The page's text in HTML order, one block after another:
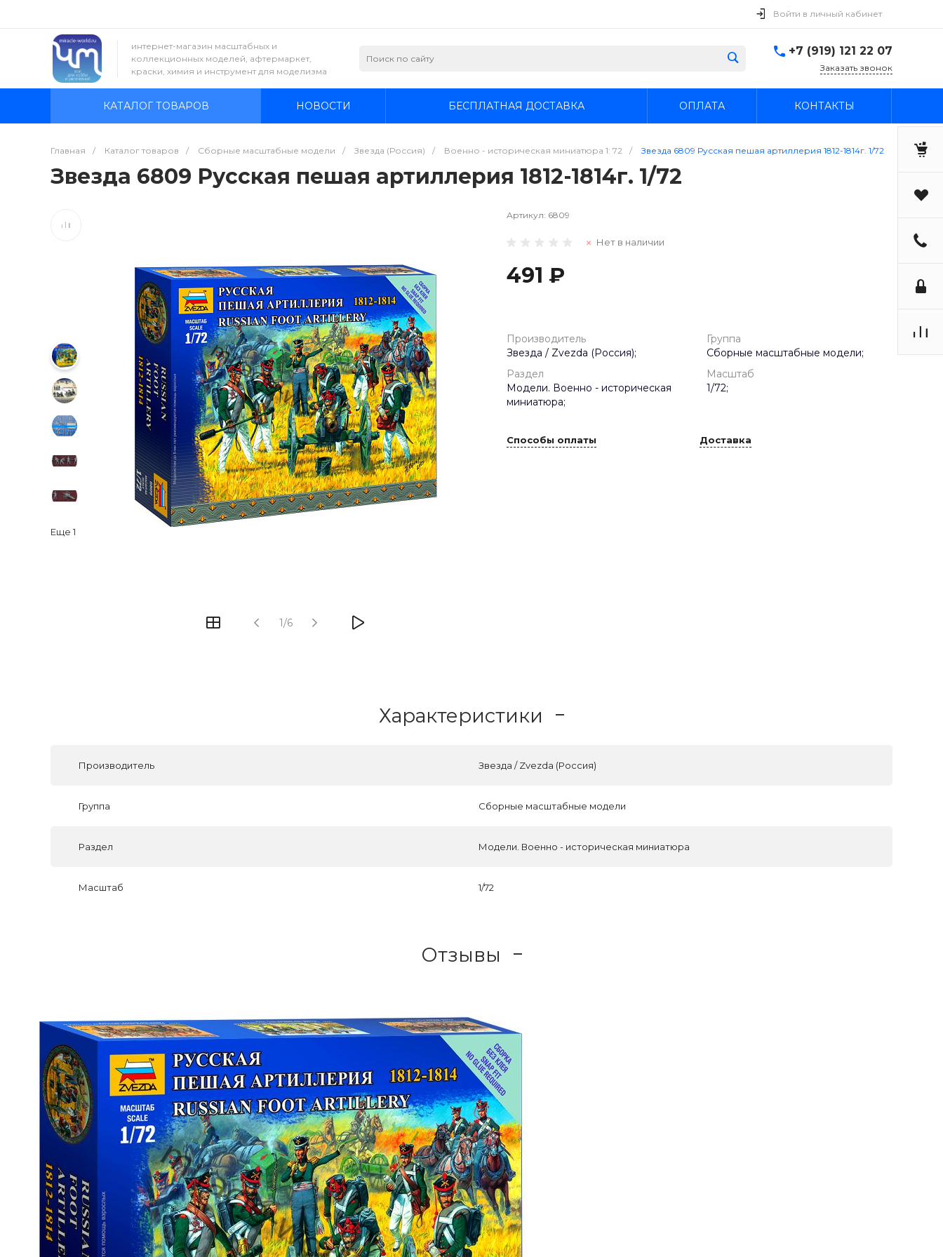
Войти в личный кабинет
интернет-магазин масштабных и
коллекционных моделей, афтермаркет,
краски, химия и инструмент для моделизма
+7 (919) 121 22 07
Заказать звонок
КАТАЛОГ ТОВАРОВ НОВОСТИ БЕСПЛАТНАЯ ДОСТАВКА ОПЛАТА КОНТАКТЫ
Главная / Каталог товаров / Сборные масштабные модели / Звезда (Россия) / Военно - историческая миниатюра 1: 72 / Звезда 6809 Русская пешая артиллерия 1812-1814г. 1/72
Звезда 6809 Русская пешая артиллерия 1812-1814г. 1/72
Еще 1
1/6
Артикул: 6809
Нет в наличии
491 ₽
Производитель
Звезда / Zvezda (Россия);
Группа
Сборные масштабные модели;
Раздел
Модели. Военно - историческая
миниатюра;
Масштаб
1/72;
Способы оплаты Доставка
Характеристики
Производитель Звезда / Zvezda (Россия)
Группа Сборные масштабные модели
Раздел Модели. Военно - историческая миниатюра
Масштаб 1/72
Отзывы